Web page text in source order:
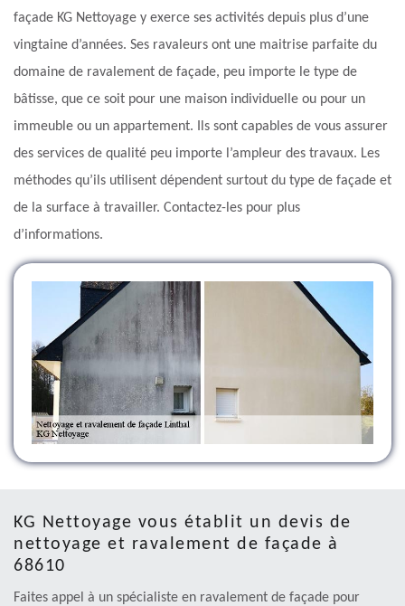
façade KG Nettoyage y exerce ses activités depuis plus d’une
vingtaine d’années. Ses ravaleurs ont une maitrise parfaite du
domaine de ravalement de façade, peu importe le type de
bâtisse, que ce soit pour une maison individuelle ou pour un
immeuble ou un appartement. Ils sont capables de vous assurer
des services de qualité peu importe l’ampleur des travaux. Les
méthodes qu’ils utilisent dépendent surtout du type de façade et
de la surface à travailler. Contactez-les pour plus
d’informations.
KG Nettoyage vous établit un devis de
nettoyage et ravalement de façade à
68610
Faites appel à un spécialiste en ravalement de façade pour